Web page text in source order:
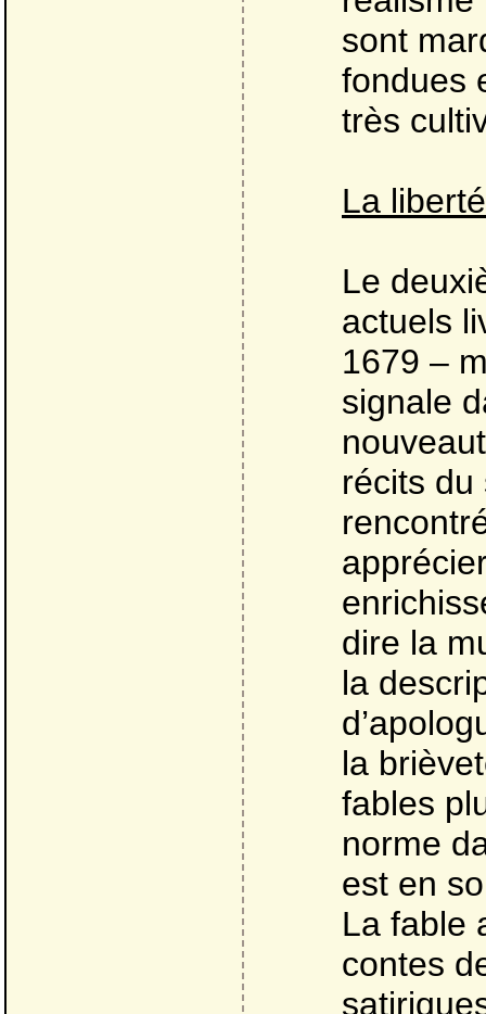
sont
fondues
très
La
Le
actuels
1679 –
signale
récits du
dire la
la
la
fables
norme
est en
La fable
contes